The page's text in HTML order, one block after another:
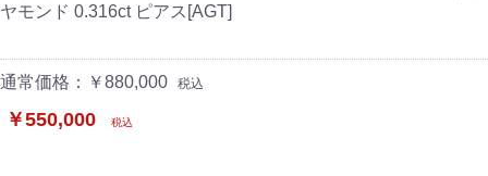
ヤモンド 0.316ct ピアス[AGT]
通常価格：￥880,000 税込
￥550,000 税込